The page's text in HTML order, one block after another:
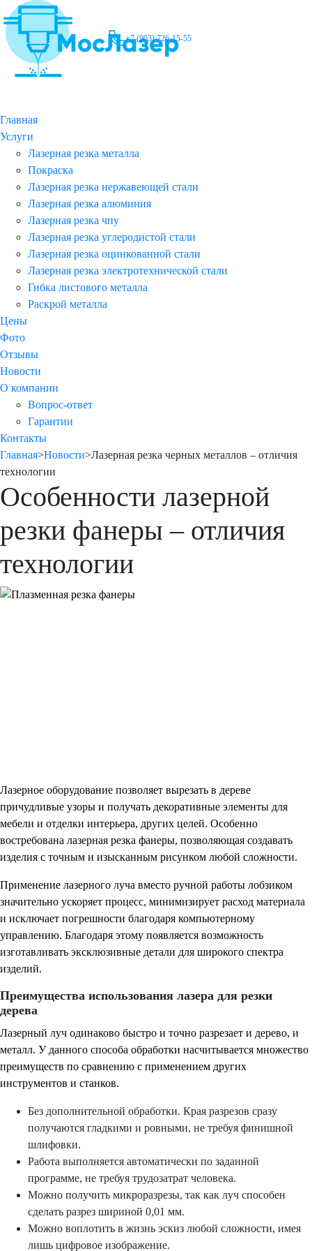
+7 (903) 726-15-55
Главная
Услуги
Лазерная резка металла
Покраска
Лазерная резка нержавеющей стали
Лазерная резка алюминия
Лазерная резка чпу
Лазерная резка углеродистой стали
Лазерная резка оцинкованной стали
Лазерная резка электротехнической стали
Гибка листового металла
Раскрой металла
Цены
Фото
Отзывы
Новости
О компании
Вопрос-ответ
Гарантии
Контакты
Главная>Новости>Лазерная резка черных металлов – отличия
технологии
Особенности лазерной
резки фанеры – отличия
технологии
Лазерное оборудование позволяет вырезать в дереве
причудливые узоры и получать декоративные элементы для
мебели и отделки интерьера, других целей. Особенно
востребована лазерная резка фанеры, позволяющая создавать
изделия с точным и изысканным рисунком любой сложности.
Применение лазерного луча вместо ручной работы лобзиком
значительно ускоряет процесс, минимизирует расход материала
и исключает погрешности благодаря компьютерному
управлению. Благодаря этому появляется возможность
изготавливать эксклюзивные детали для широкого спектра
изделий.
Преимущества использования лазера для резки
дерева
Лазерный луч одинаково быстро и точно разрезает и дерево, и
металл. У данного способа обработки насчитывается множество
преимуществ по сравнению с применением других
инструментов и станков.
Без дополнительной обработки. Края разрезов сразу
получаются гладкими и ровными, не требуя финишной
шлифовки.
Работа выполняется автоматически по заданной
программе, не требуя трудозатрат человека.
Можно получить микроразрезы, так как луч способен
сделать разрез шириной 0,01 мм.
Можно воплотить в жизнь эскиз любой сложности, имея
лишь цифровое изображение.